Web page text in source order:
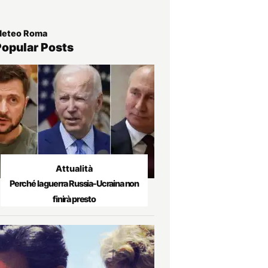
Roma
Posts
Attualità
Perché la guerra Russia-Ucraina non
finirà presto